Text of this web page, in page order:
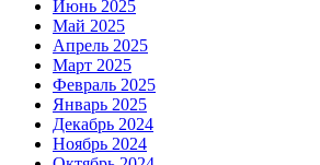
Июнь 2025
Май 2025
Апрель 2025
Март 2025
Февраль 2025
Январь 2025
Декабрь 2024
Ноябрь 2024